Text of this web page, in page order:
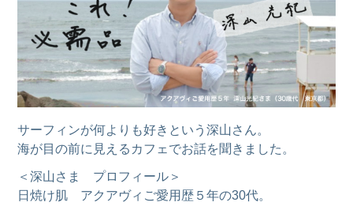
サーフィンが何よりも好きという深山さん。
海が目の前に見えるカフェでお話を聞きました。
＜深山さま プロフィール＞
日焼け肌 アクアヴィご愛用歴５年の30代。